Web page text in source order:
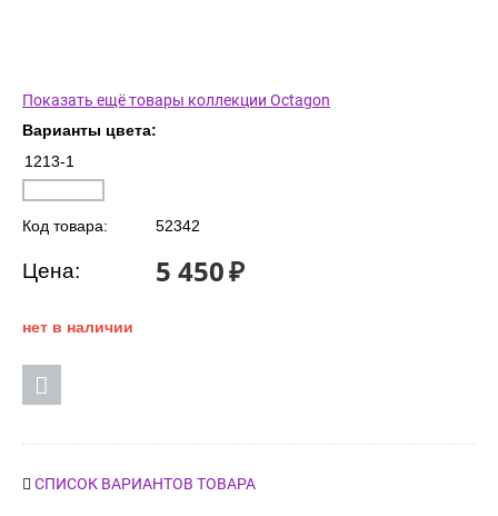
Показать ещё товары коллекции Octagon
Варианты цвета:
1213-1
Код товара: 52342
Цена: 5 450₽
нет в наличии
СПИСОК ВАРИАНТОВ ТОВАРА